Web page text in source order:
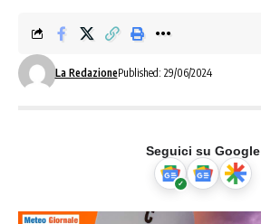
La RedazionePublished: 29/06/2024
Seguici su Google